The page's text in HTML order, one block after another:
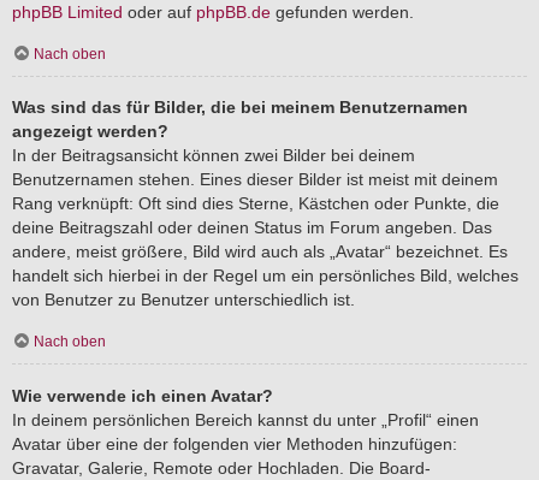
phpBB Limited oder auf phpBB.de gefunden werden.
Nach oben
Was sind das für Bilder, die bei meinem Benutzernamen
angezeigt werden?
In der Beitragsansicht können zwei Bilder bei deinem
Benutzernamen stehen. Eines dieser Bilder ist meist mit deinem
Rang verknüpft: Oft sind dies Sterne, Kästchen oder Punkte, die
deine Beitragszahl oder deinen Status im Forum angeben. Das
andere, meist größere, Bild wird auch als „Avatar“ bezeichnet. Es
handelt sich hierbei in der Regel um ein persönliches Bild, welches
von Benutzer zu Benutzer unterschiedlich ist.
Nach oben
Wie verwende ich einen Avatar?
In deinem persönlichen Bereich kannst du unter „Profil“ einen
Avatar über eine der folgenden vier Methoden hinzufügen:
Gravatar, Galerie, Remote oder Hochladen. Die Board-